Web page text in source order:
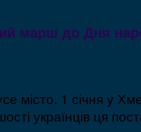
марш до Дня
місто. 1 січня у
українців ця